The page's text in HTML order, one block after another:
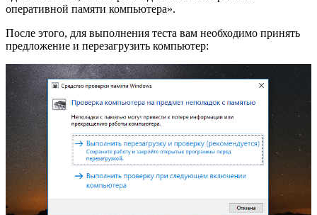
оперативной памяти компьютера».
После этого, для выполнения теста вам необходимо принять
предложение и перезагрузить компьютер: